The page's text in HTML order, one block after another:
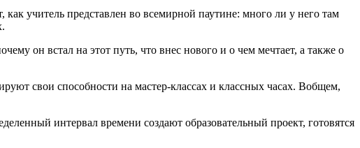
учитель представлен во всемирной паутине: много ли у него там
он встал на этот путь, что внес нового и о чем мечтает, а также о
свои способности на мастер-классах и классных часах. Вобщем,
интервал времени создают образовательный проект, готовятся